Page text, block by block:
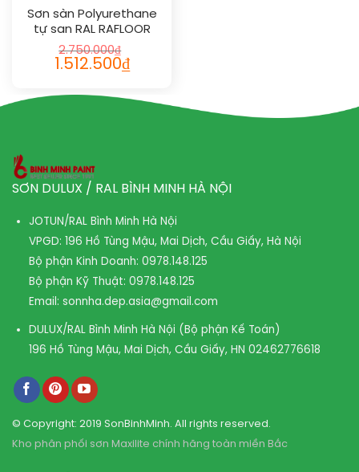
Sơn sàn Polyurethane
tự san RAL RAFLOOR
SHIELD SL 1011
2.750.000₫
1.512.500₫
SƠN DULUX / RAL BÌNH MINH HÀ NỘI
JOTUN/RAL Bình Minh Hà Nội
VPGD: 196 Hồ Tùng Mậu, Mai Dịch, Cầu Giấy, Hà Nội
Bộ phận Kinh Doanh: 0978.148.125
Bộ phận Kỹ Thuật: 0978.148.125
Email: sonnha.dep.asia@gmail.com
DULUX/RAL Bình Minh Hà Nội (Bộ phận Kế Toán)
196 Hồ Tùng Mậu, Mai Dịch, Cầu Giấy, HN 02462776618
© Copyright: 2019 SonBinhMinh. All rights reserved.
Kho phân phối sơn Maxilite chính hãng toàn miền Bắc